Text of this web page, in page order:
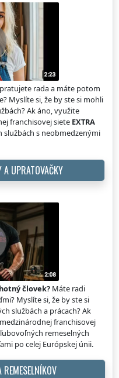
rada a máte potom
Myslíte si, že by ste si mohli
Ak áno, využite
franchisovej siete EXTRA
s neobmedzenými
A UPRATOVAČKY
človek? Máte radi
Myslíte si, že by ste si
službách a prácach? Ak
franchisovej
remeselných
po celej Európskej únii.